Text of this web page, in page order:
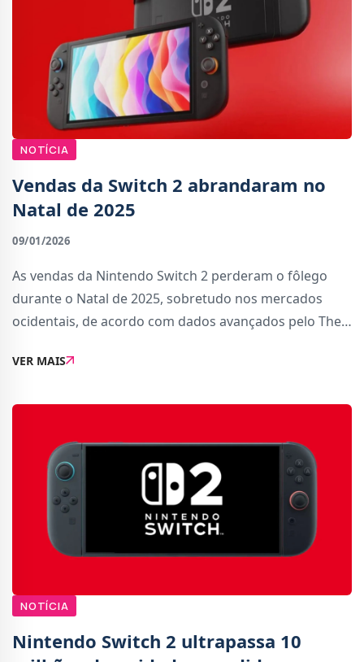
NOTÍCIA
Vendas da Switch 2 abrandaram no
Natal de 2025
09/01/2026
As vendas da Nintendo Switch 2 perderam o fôlego
durante o Natal de 2025, sobretudo nos mercados
ocidentais, de acordo com dados avançados pelo The
após um lançamento histórico em junho que quebr
VER MAIS
NOTÍCIA
Nintendo Switch 2 ultrapassa 10